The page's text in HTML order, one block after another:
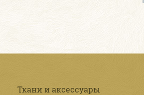
Ткани и аксессуары